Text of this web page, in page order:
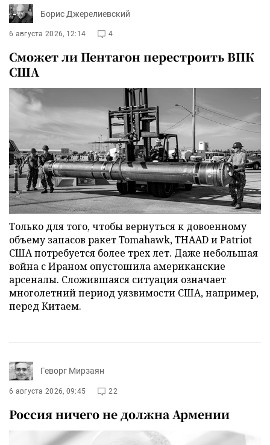
Борис Джерелиевский
6 августа 2026, 12:14 4
Сможет ли Пентагон перестроить ВПК
США
Только для того, чтобы вернуться к довоенному
объему запасов ракет Tomahawk, THAAD и Patriot
США потребуется более трех лет. Даже небольшая
война с Ираном опустошила американские
арсеналы. Сложившаяся ситуация означает
многолетний период уязвимости США, например,
перед Китаем.
Геворг Мирзаян
6 августа 2026, 09:45 22
Россия ничего не должна Армении